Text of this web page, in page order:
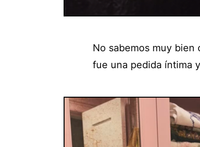
No sabemos muy
fue una pedida íntima